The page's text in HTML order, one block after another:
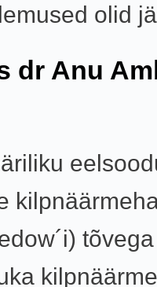
olid
dr Anu
kilpnäärme